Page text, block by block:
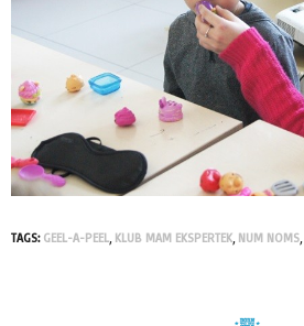
TAGS: GEEL-A-PEEL, KLUB MAM EKSPERTEK, NUM NOMS,